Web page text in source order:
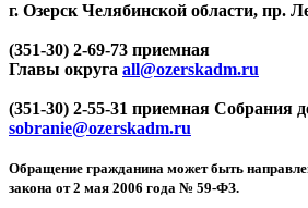
г. Озерск Челябинской области, пр.
(351-30) 2-69-73 приемная
Главы округа all@ozerskadm.ru
(351-30) 2-55-31 приемная Собрания
sobranie@ozerskadm.ru
Обращение гражданина может быть
закона от 2 мая 2006 года № 59-ФЗ.